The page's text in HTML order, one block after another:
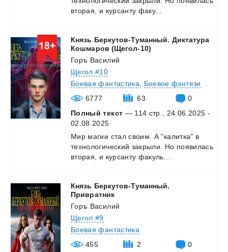
вторая,
и курсанту факу...
Князь Беркутов-Туманный. Диктатура
Кошмаров (Щегол-10)
Горъ Василий
Щегол #10
Боевая фантастика
Боевое фэнтези
6777
63
0
Полный текст — 114 стр., 24.06.2025 -
02.08.2025
Мир магии стал своим. А "калитка" в
технологический закрыли. Но появилась
вторая,
и курсанту факуль...
Князь Беркутов-Туманный.
Привратник
Горъ Василий
Щегол #9
Боевая фантастика
455
2
0